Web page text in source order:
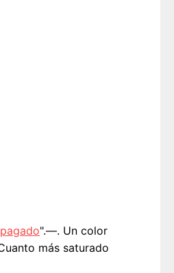
".—. Un color
más saturado